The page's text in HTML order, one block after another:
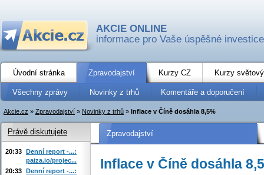
AKCIE ONLINE
informace pro Vaše úspěšné investice
Úvodní stránka Zpravodajství Kurzy CZ Kurzy
Všechny zprávy Novinky z trhů Komentáře a doporučení
Akcie.cz » Zpravodajství » Novinky z trhů » Inflace v Číně dosáhla 8,5%
Zpravodajství
Inflace v Číně dosáhla
Právě diskutujete
20:33 Denní report -...:
paiza.io/projec...
20:33 Denní report -...: